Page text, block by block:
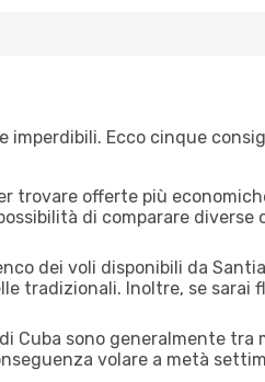
imperdibili. Ecco cinque
trovare offerte più
di comparare diverse
dei voli disponibili da
tradizionali. Inoltre, se sarai
Cuba sono generalmente tra
volare a metà